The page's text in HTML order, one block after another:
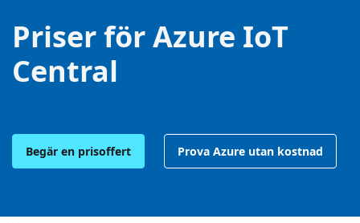
Priser för Azure IoT
Central
Begär en prisoffert Prova Azure utan kostnad